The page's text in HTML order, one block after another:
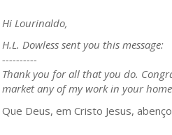
Hi Lourinaldo,
H.L. Dowless sent you this message:
----------
Thank you for all that you do.
market any of my work in your
Que Deus, em Cristo Jesus,